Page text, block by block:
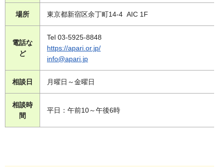
場所 東京都新宿区余丁町14-4 AIC 1F
電話な
ど
Tel 03-5925-8848
https://apari.or.jp/
info@apari.jp
相談日 月曜日～金曜日
相談時
間
平日：午前10～午後6時